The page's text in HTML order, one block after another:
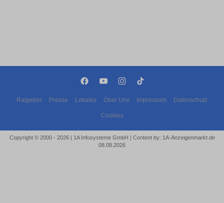
Ratgeber Presse Lokales Über Uns Impressum Datenschutz
Cookies
Copyright © 2000 - 2026 | 1A Infosysteme GmbH | Content by: 1A-Anzeigenmarkt.de
08.08.2026